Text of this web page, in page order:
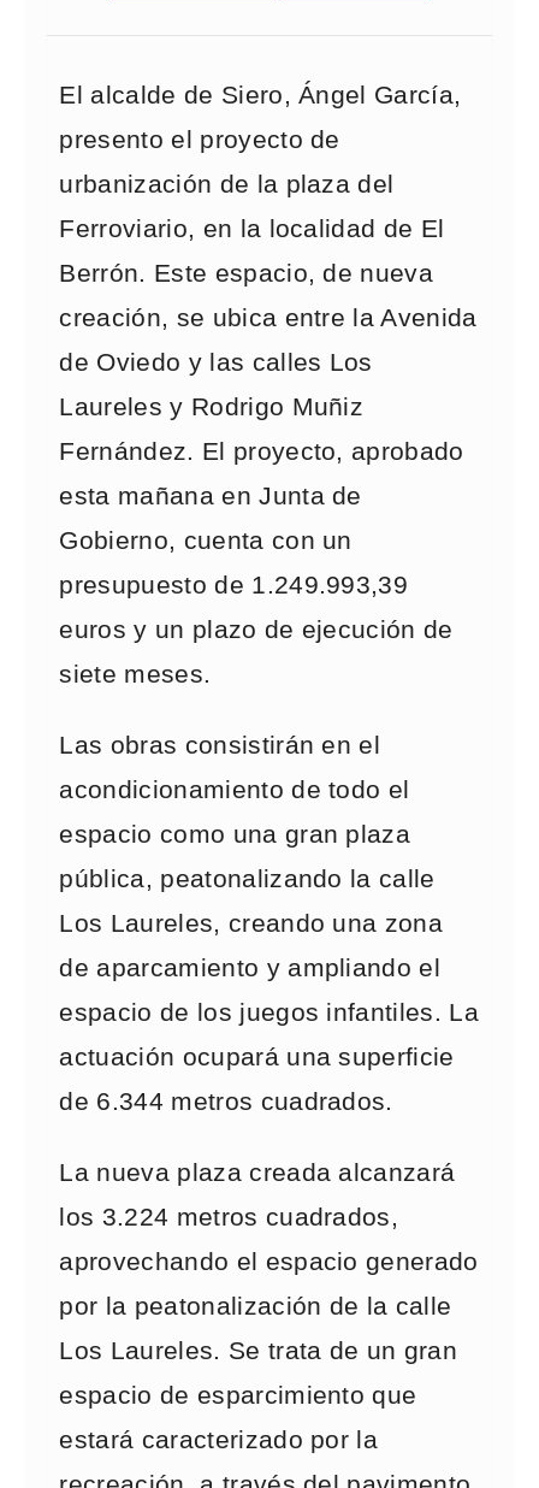
El alcalde de Siero, Ángel García,
presento el proyecto de
urbanización de la plaza del
Ferroviario, en la localidad de El
Berrón. Este espacio, de nueva
creación, se ubica entre la Avenida
de Oviedo y las calles Los
Laureles y Rodrigo Muñiz
Fernández. El proyecto, aprobado
esta mañana en Junta de
Gobierno, cuenta con un
presupuesto de 1.249.993,39
euros y un plazo de ejecución de
siete meses.
Las obras consistirán en el
acondicionamiento de todo el
espacio como una gran plaza
pública, peatonalizando la calle
Los Laureles, creando una zona
de aparcamiento y ampliando el
espacio de los juegos infantiles. La
actuación ocupará una superficie
de 6.344 metros cuadrados.
La nueva plaza creada alcanzará
los 3.224 metros cuadrados,
aprovechando el espacio generado
por la peatonalización de la calle
Los Laureles. Se trata de un gran
espacio de esparcimiento que
estará caracterizado por la